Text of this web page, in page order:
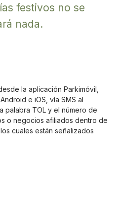
festivos no se
nada.
la aplicación Parkimóvil,
e iOS, vía SMS al
palabra TOL y el número de
o negocios afiliados dentro de
cuales están señalizados